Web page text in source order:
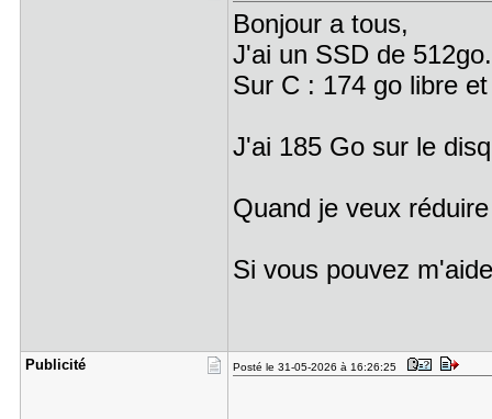
Bonjour a tous,
J'ai un SSD de 512go.
Sur C : 174 go libre
J'ai 185 Go sur le
Quand je veux
Si vous pouvez
Publicité Posté le 31-05-2026 à 16:26:25